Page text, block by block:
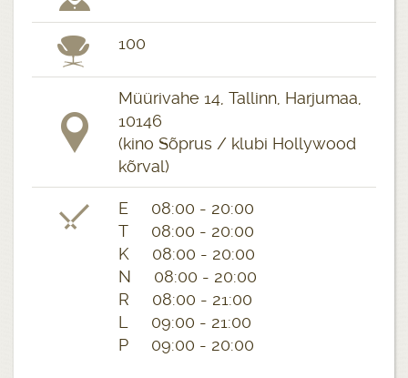
100
Müürivahe 14, Tallinn, Harjumaa,
10146
(kino Sõprus / klubi Hollywood
kõrval)
E 08:00 - 20:00
T 08:00 - 20:00
K 08:00 - 20:00
N 08:00 - 20:00
R 08:00 - 21:00
L 09:00 - 21:00
P 09:00 - 20:00